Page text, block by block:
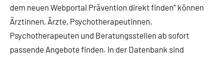
dem neuen Webportal Prävention direkt finden“ können
Ärztinnen, Ärzte, Psychotherapeutinnen,
Psychotherapeuten und Beratungsstellen ab sofort
passende Angebote finden. In der Datenbank sind